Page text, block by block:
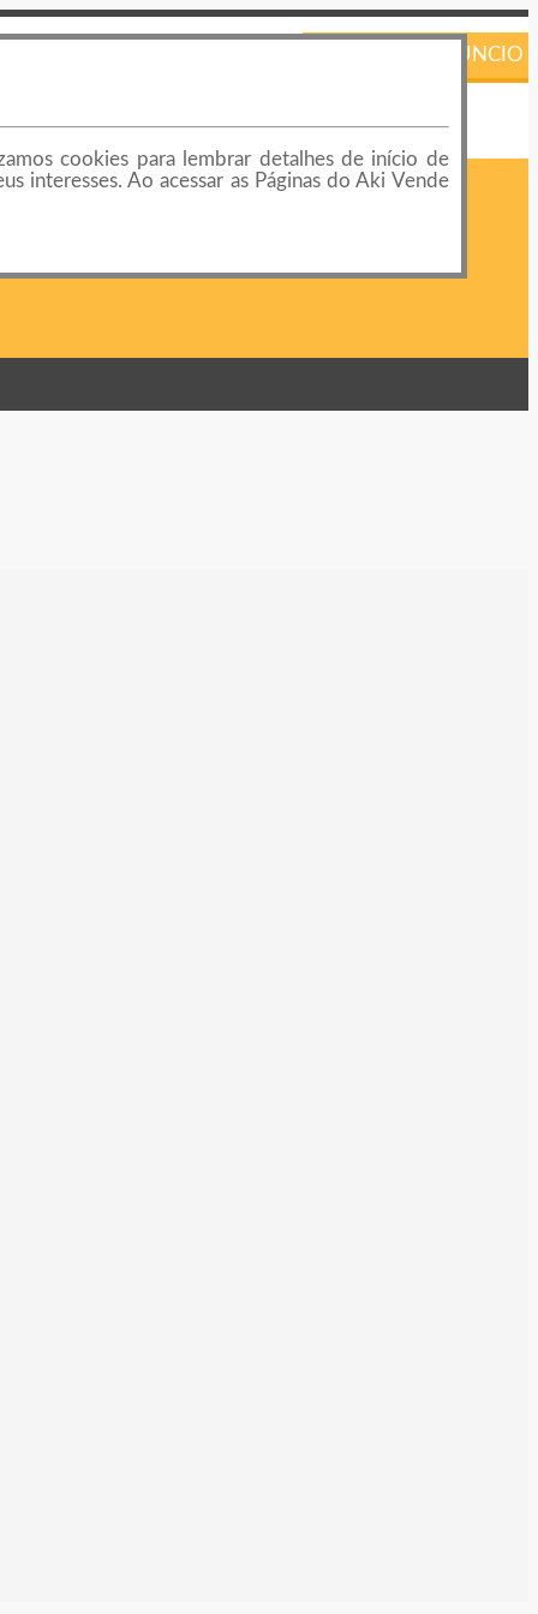
PUBLICAR ANÚNCIO
cookies para lembrar detalhes de início de
interesses. Ao acessar as Páginas do Aki Vende